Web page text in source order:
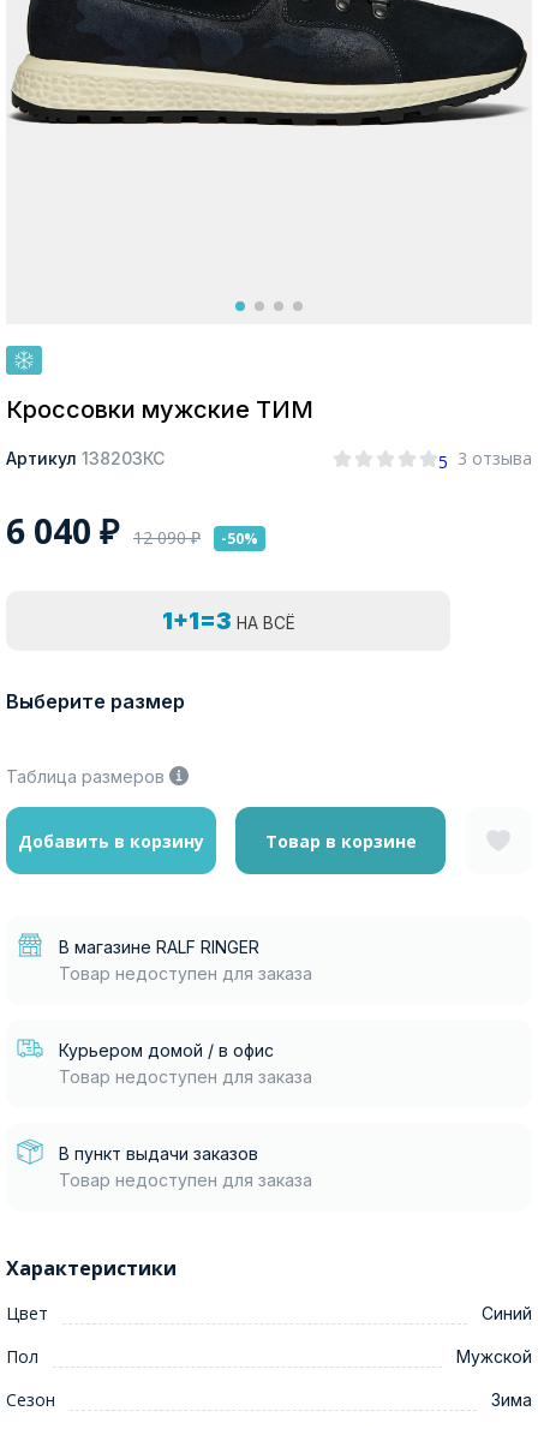
Покупателям
Кроссовки мужские ТИМ
Артикул 138203КС 5 3 отзыва
6 040 ₽ 12 090₽ -50%
1+1=3 НА ВСЁ
Выберите размер
Таблица размеров
Добавить в корзину Товар в корзине
В магазине RALF RINGER
Товар недоступен для заказа
Курьером домой / в офис
Товар недоступен для заказа
В пункт выдачи заказов
Товар недоступен для заказа
Характеристики
Цвет Синий
Пол Мужской
Сезон Зима